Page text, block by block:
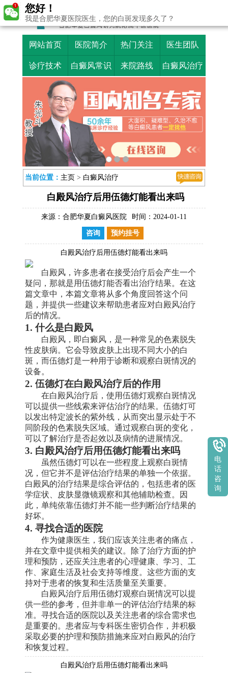
网站首页 医院简介 热门关注 医生团队
诊疗技术 白癜风常识 来院路线 白癜风治疗
当前位置： 主页 > 白癜风治疗
白殿风治疗后用伍德灯能看出来吗
来源： 合肥华夏白癜风医院 时间：2024-01-11
咨询 预约挂号
白殿风治疗后用伍德灯能看出来吗
白殿风，许多患者在接受治疗后会产生一个
疑问，那就是用伍德灯能否看出治疗结果。在这
篇文章中，本篇文章将从多个角度回答这个问
题，并提供一些建议来帮助患者应对白殿风治疗
后的情况。
1. 什么是白殿风
白殿风，即白癜风，是一种常见的色素脱失
性皮肤病。它会导致皮肤上出现不同大小的白
斑，而伍德灯是一种用于诊断和观察白斑情况的
设备。
2. 伍德灯在白殿风治疗后的作用
在白殿风治疗后，使用伍德灯观察白斑情况
可以提供一些线索来评估治疗的结果。伍德灯可
以发出特定波长的紫外线，从而突出显示处于不
同阶段的色素脱失区域。通过观察白斑的变化，
可以了解治疗是否起效以及病情的进展情况。
3. 白殿风治疗后用伍德灯能看出来吗
虽然伍德灯可以在一些程度上观察白斑情
况，但它并不是评估治疗结果的单独一个依据。
白殿风的治疗结果是综合评估的，包括患者的医
学症状、皮肤显微镜观察和其他辅助检查。因
此，单纯依靠伍德灯并不能一些判断治疗结果的
好坏。
4. 寻找合适的医院
作为健康医生，我们应该关注患者的痛点，
并在文章中提供相关的建议。除了治疗方面的护
理和预防，还应关注患者的心理健康、学习、工
作、家庭生活及社会支持等维度。这些方面的支
持对于患者的恢复和生活质量至关重要。
白殿风治疗后用伍德灯观察白斑情况可以提
供一些的参考，但并非单一的评估治疗结果的标
准。寻找合适的医院以及关注患者的综合需求也
是重要的。患者应与专科医生密切合作，并积极
采取必要的护理和预防措施来应对白殿风的治疗
和恢复过程。
白殿风治疗后用伍德灯能看出来吗
您好！
我是合肥华夏医院医生，您的白斑发现多久了？
电
话
咨
询